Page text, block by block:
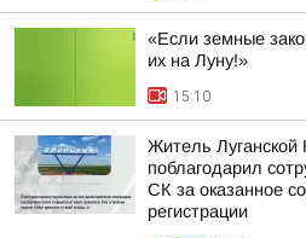
«Если земные
их на Луну!»
15:10
Житель Луганской
поблагодарил
СК за оказанное
регистрации